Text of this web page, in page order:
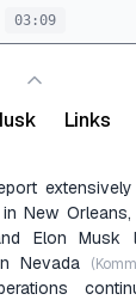
03:09
Links
New
Elon Musk
Nevada